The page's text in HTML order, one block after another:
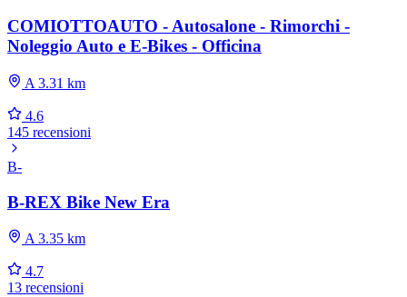
COMIOTTOAUTO - Autosalone - Rimorchi -
Noleggio Auto e E-Bikes - Officina
A 3.31 km
4.6
145 recensioni
B-
B-REX Bike New Era
A 3.35 km
4.7
13 recensioni